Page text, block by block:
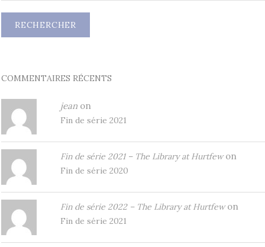
COMMENTAIRES RÉCENTS
jean on
Fin de série 2021
Fin de série 2021 – The Library at Hurtfewon
Fin de série 2020
Fin de série 2022 – The Library at Hurtfewon
Fin de série 2021